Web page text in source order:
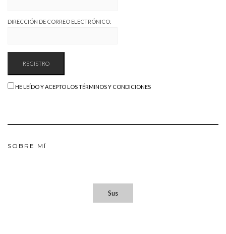
DIRECCIÓN DE CORREO ELECTRÓNICO:
HE LEÍDO Y ACEPTO LOS TÉRMINOS Y CONDICIONES
SOBRE MÍ
Sus